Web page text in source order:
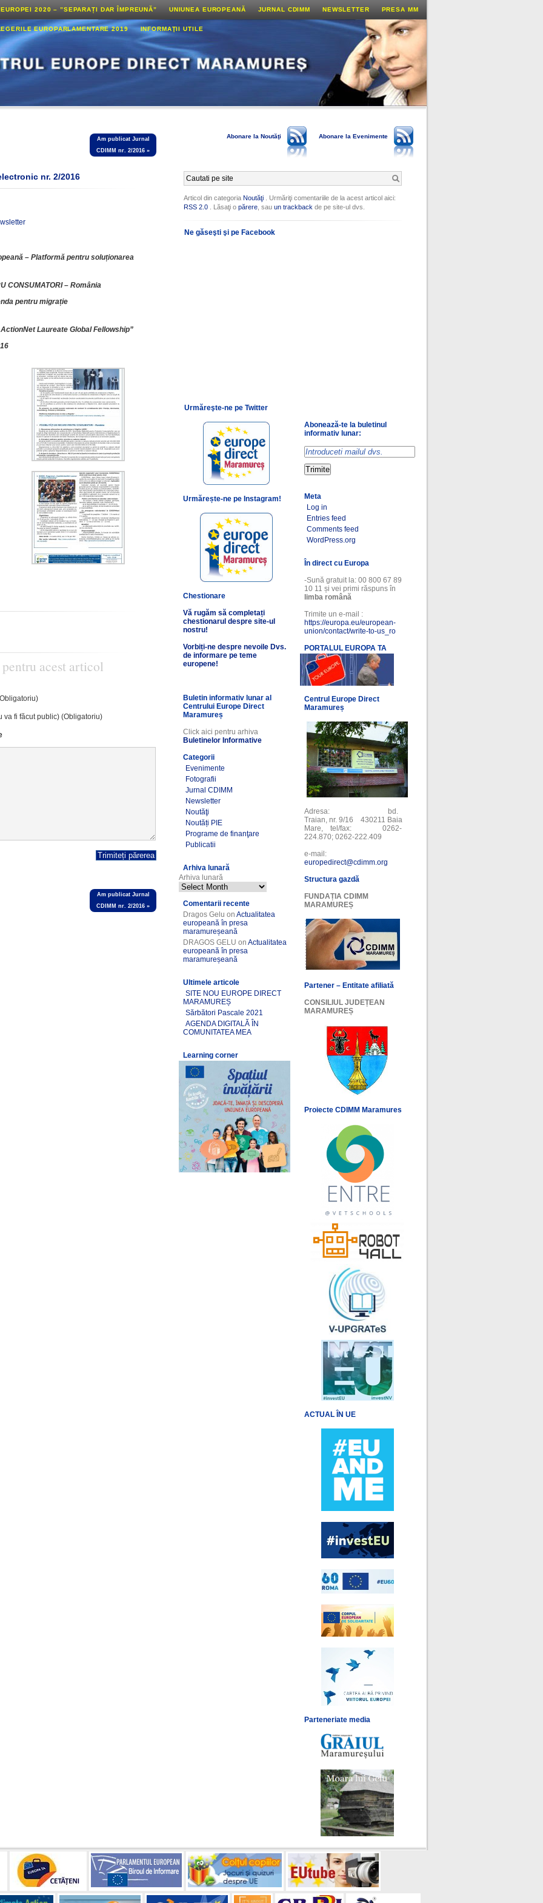
2020 – ”SEPARAȚI DAR ÎMPREUNĂ” UNIUNEA EUROPEANĂ JURNAL CDIMM NEWSLETTER PRESA MM
EUROPARLAMENTARE 2019 INFORMAŢII UTILE
Am publicat Jurnal
CDIMM nr. 2/2016 »
nr. 2/2016
– Platformă pentru soluționarea
CONSUMATORI – România
pentru migrație
Laureate Global Fellowship”
acest articol
va fi făcut public) (Obligatoriu)
Am publicat Jurnal
CDIMM nr. 2/2016 »
Abonare la Noutăţi Abonare la Evenimente
Articol din categoriaNoutăţi . Urmăriţi comentariile de la acest articol aici:
RSS 2.0 . Lăsaţi opărere , sauun trackbackde pe site-ul dvs.
Ne găseşti şi pe Facebook
Urmăreşte-ne pe Twitter
Urmărește-ne pe Instagram!
Chestionare
Vă rugăm să completați
chestionarul despre site-ul
nostru!
Vorbiți-ne despre nevoile Dvs.
de informare pe teme
europene!
Buletin informativ lunar al
Centrului Europe Direct
Maramureș
Click aici pentru arhiva
Buletinelor Informative
Categorii
Evenimente
Fotografii
Jurnal CDIMM
Newsletter
Noutăţi
Noutăți PIE
Programe de finanţare
Publicatii
Arhiva lunară
Arhiva lunară
Comentarii recente
Dragos Gelu onActualitatea
europeană în presa
maramureșeană
DRAGOS GELU onActualitatea
europeană în presa
maramureșeană
Ultimele articole
SITE NOU EUROPE DIRECT
MARAMUREȘ
Sărbători Pascale 2021
AGENDA DIGITALĂ ÎN
COMUNITATEA MEA
Learning corner
Abonează-te la buletinul
informativ lunar:
Meta
Log in
Entries feed
Comments feed
WordPress.org
În direct cu Europa
-Sună gratuit la: 00 800 67 89
10 11 și vei primi răspuns în
limba română
Trimite un e-mail :
https://europa.eu/european-
union/contact/write-to-us_ro
PORTALUL EUROPA TA
Centrul Europe Direct
Maramureș
Adresa: bd.
Traian, nr. 9/16 430211 Baia
Mare, tel/fax: 0262-
224.870; 0262-222.409
e-mail:
europedirect@cdimm.org
Structura gazdă
FUNDAȚIA CDIMM
MARAMUREȘ
Partener – Entitate afiliată
CONSILIUL JUDEȚEAN
MARAMUREȘ
Proiecte CDIMM Maramures
ACTUAL ÎN UE
Parteneriate media